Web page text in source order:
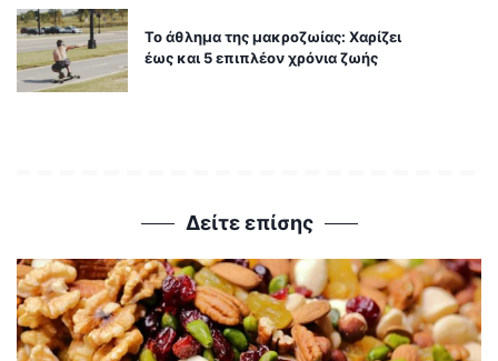
Το άθλημα της μακροζωίας: Χαρίζει
έως και 5 επιπλέον χρόνια ζωής
Δείτε επίσης